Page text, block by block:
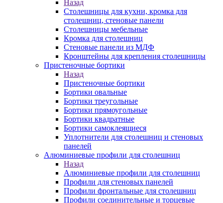
Назад
Столешницы для кухни, кромка для
столешниц, стеновые панели
Столешницы мебельные
Кромка для столешниц
Стеновые панели из МДФ
Кронштейны для крепления столешницы
Пристеночные бортики
Назад
Пристеночные бортики
Бортики овальные
Бортики треугольные
Бортики прямоугольные
Бортики квадратные
Бортики самоклеящиеся
Уплотнители для столешниц и стеновых
панелей
Алюминиевые профили для столешниц
Назад
Алюминиевые профили для столешниц
Профили для стеновых панелей
Профили фронтальные для столешниц
Профили соединительные и торцевые